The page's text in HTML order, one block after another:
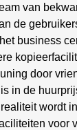
van
de
business
door
in de
wordt
voor